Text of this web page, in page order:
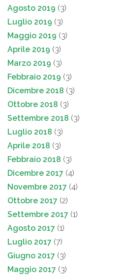
Agosto 2019 (3)
Luglio 2019 (3)
Maggio 2019 (3)
Aprile 2019 (3)
Marzo 2019 (3)
Febbraio 2019 (3)
Dicembre 2018 (3)
Ottobre 2018 (3)
Settembre 2018 (3)
Luglio 2018 (3)
Aprile 2018 (3)
Febbraio 2018 (3)
Dicembre 2017 (4)
Novembre 2017 (4)
Ottobre 2017 (2)
Settembre 2017 (1)
Agosto 2017 (1)
Luglio 2017 (7)
Giugno 2017 (3)
Maggio 2017 (3)